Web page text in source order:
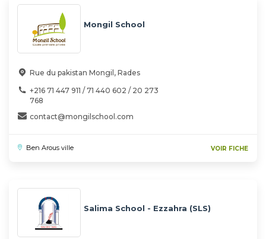
Mongil School
Rue du pakistan Mongil, Rades
+216 71 447 911 / 71 440 602 / 20 273
768
contact@mongilschool.com
Ben Arous ville VOIR FICHE
Salima School - Ezzahra (SLS)